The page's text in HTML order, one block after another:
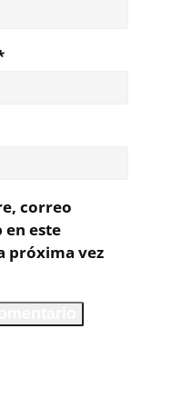
correo
este
próxima vez